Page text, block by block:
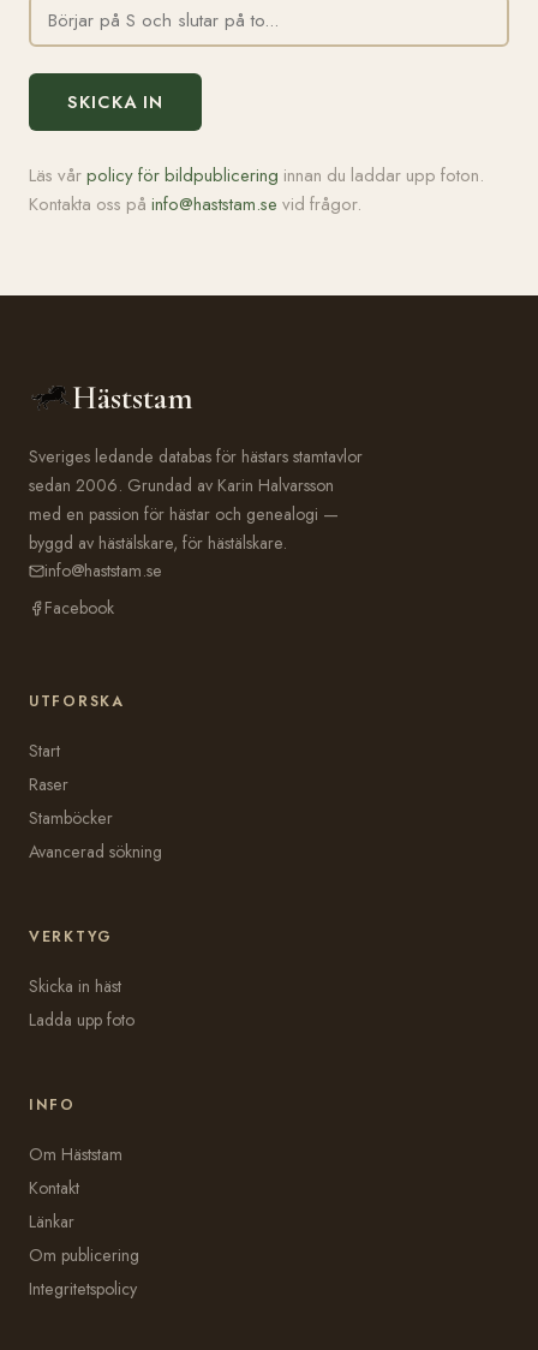
SKICKA IN
Läs vårpolicy för bildpublicering innan du laddar upp foton.
Kontakta oss på info@haststam.se vid frågor.
Häststam
Sveriges ledande databas för hästars stamtavlor
sedan 2006. Grundad av Karin Halvarsson
med en passion för hästar och genealogi —
byggd av hästälskare, för hästälskare.
info@haststam.se
Facebook
UTFORSKA
Start
Raser
Stamböcker
Avancerad sökning
VERKTYG
Skicka in häst
Ladda upp foto
INFO
Om Häststam
Kontakt
Länkar
Om publicering
Integritetspolicy